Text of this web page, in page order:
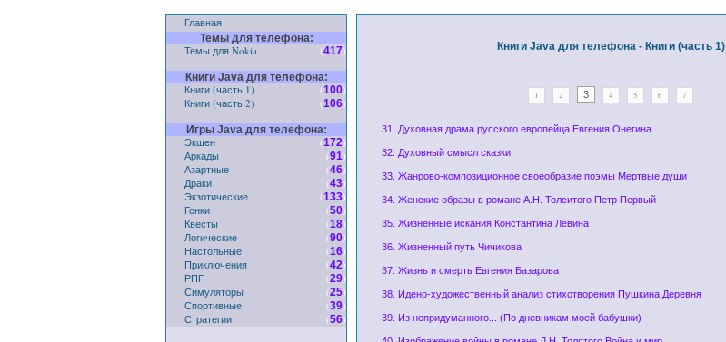
Главная
Темы для телефона:
Темы для Nokia (417)
Книги Java для телефона:
Книги (часть 1) (100)
Книги (часть 2)
(106)
Игры Java для телефона:
Экшен (172)
Аркады
(91)
Азартные
(46)
Драки
(43)
Экзотические
(133)
Гонки
(50)
Квесты
(18)
Логические
(90)
Настольные
(16)
Приключения
(42)
РПГ
(29)
Симуляторы
(25)
Спортивные
(39)
Стратегии
(56)
Книги Java для телефона - Книги (часть 1)
1 2 3 4 5 6 7
31. Духовная драма русского европейца Евгения Онегина
32. Духовный смысл сказки
33. Жанрово-композиционное своеобразие поэмы Мертвые души
34. Женские образы в романе А.Н. Толситого Петр Первый
35. Жизненные искания Константина Левина
36. Жизненный путь Чичикова
37. Жизнь и смерть Евгения Базарова
38. Идено-художественный анализ стихотворения Пушкина Деревня
39. Из непридуманного... (По дневникам моей бабушки)